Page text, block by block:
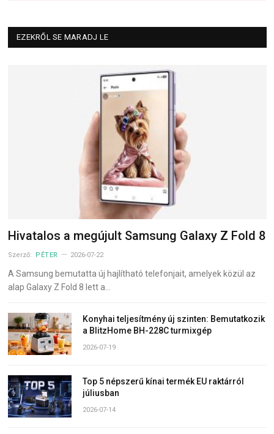
EZEKRŐL SE MARADJ LE
Hivatalos a megújult Samsung Galaxy Z Fold 8
Szerző: PÉTER 2026-07-22
A Samsung bemutatta új hajlítható telefonjait, amelyek közül az
alap Galaxy Z Fold 8 lett a…
Konyhai teljesítmény új szinten: Bemutatkozik
a BlitzHome BH-228C turmixgép
2026-07-19
Top 5 népszerű kínai termék EU raktárról
júliusban
2026-07-14